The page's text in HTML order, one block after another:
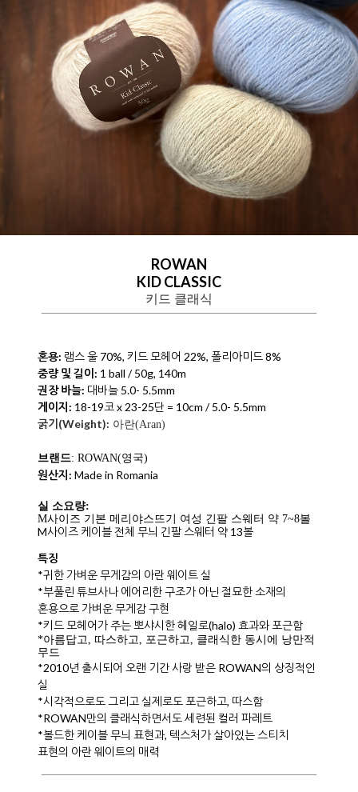
ROWAN
KID CLASSIC
키드 클래식
혼용: 램스 울 70%, 키드 모헤어 22%, 폴리아미드 8%
중량 및 길이: 1 ball / 50g, 140m
권장 바늘: 대바늘 5.0- 5.5mm
게이지: 18-19코 x 23-25단 = 10cm /5.0- 5.5mm
굵기(Weight): 아란(Aran)
브랜드: ROWAN(영국)
원산지: Made in Romania
실 소요량:
M사이즈 기본 메리야스뜨기 여성 긴팔 스웨터 약 7~8볼
M사이즈 케이블 전체 무늬 긴팔 스웨터 약 13볼
특징
*귀한 가벼운 무게감의 아란 웨이트 실
*부풀린 튜브사나 에어리한 구조가 아닌 절묘한 소재의
혼용으로 가벼운 무게감 구현
*키드 모헤어가 주는 뽀샤시한 헤일로(halo) 효과와 포근함
*아름답고, 따스하고, 포근하고, 클래식한 동시에 낭만적
무드
*2010년 출시되어 오랜 기간 사랑 받은 ROWAN의 상징적인
실
*시각적으로도 그리고 실제로도 포근하고, 따스함
*ROWAN만의 클래식하면서도 세련된 컬러 파레트
*볼드한 케이블 무늬 표현과, 텍스처가 살아있는 스티치
표현의 아란 웨이트의 매력